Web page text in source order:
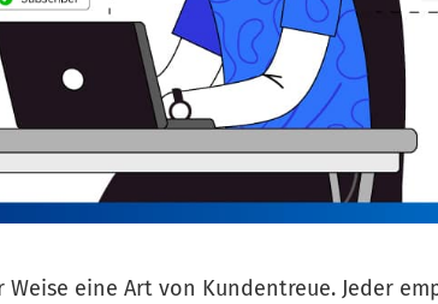
Weise eine Art von Kundentreue. Jeder